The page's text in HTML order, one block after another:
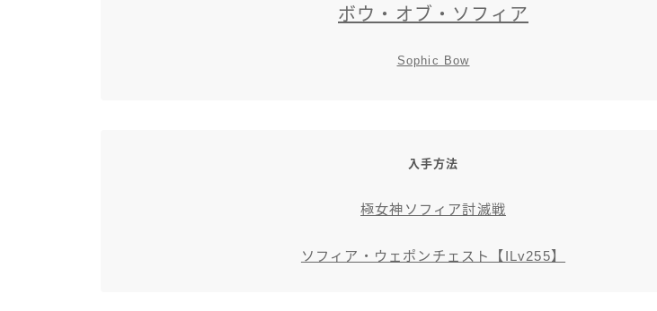
ボウ・オブ・ソフィア
Sophic Bow
入手方法
極女神ソフィア討滅戦
ソフィア・ウェポンチェスト【ILv255】